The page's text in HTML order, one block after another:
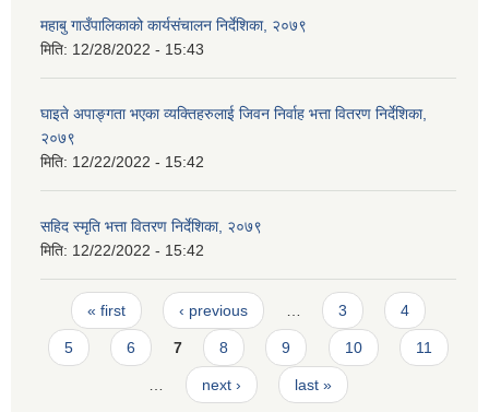
महाबु गाउँपालिकाको कार्यसंचालन निर्देशिका, २०७९
मिति: 12/28/2022 - 15:43
घाइते अपाङ्गता भएका व्यक्तिहरुलाई जिवन निर्वाह भत्ता वितरण निर्देशिका,
२०७९
मिति: 12/22/2022 - 15:42
सहिद स्मृति भत्ता वितरण निर्देशिका, २०७९
मिति: 12/22/2022 - 15:42
Pages
« first ‹ previous 3 4
5 6 7 8 9 10 11
next › last »